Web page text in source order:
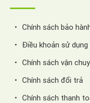
Chính sách bảo
Điều khoản sử dụng
Chính sách vận
Chính sách đổi trả
Chính sách thanh